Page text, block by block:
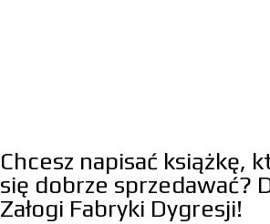
Chcesz napisać książkę,
się dobrze sprzedawać?
Załogi Fabryki Dygresji!